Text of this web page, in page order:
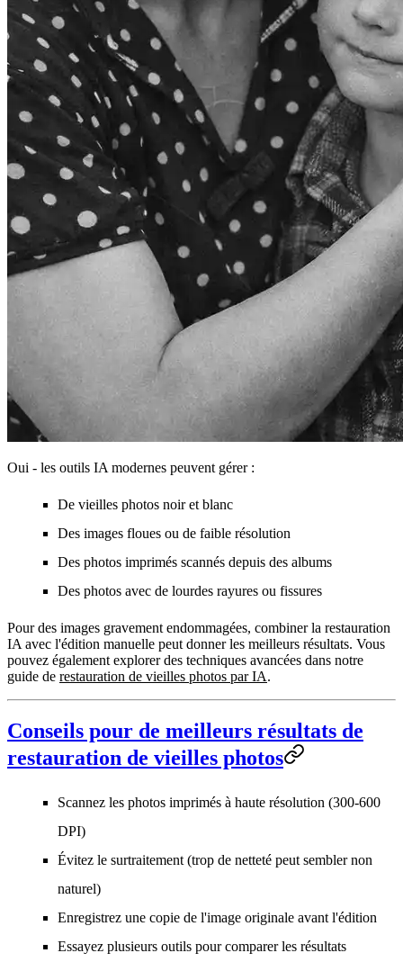
Oui - les outils IA modernes peuvent gérer :
De vieilles photos noir et blanc
Des images floues ou de faible résolution
Des photos imprimés scannés depuis des albums
Des photos avec de lourdes rayures ou fissures
Pour des images gravement endommagées, combiner la restauration
IA avec l'édition manuelle peut donner les meilleurs résultats. Vous
pouvez également explorer des techniques avancées dans notre
guide de restauration de vieilles photos par IA.
Conseils pour de meilleurs résultats de
restauration de vieilles photos
Scannez les photos imprimés à haute résolution (300-600
DPI)
Évitez le surtraitement (trop de netteté peut sembler non
naturel)
Enregistrez une copie de l'image originale avant l'édition
Essayez plusieurs outils pour comparer les résultats